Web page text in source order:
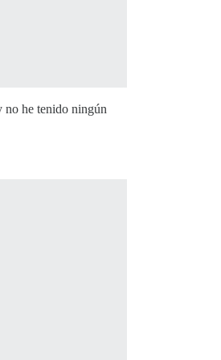
no he tenido ningún